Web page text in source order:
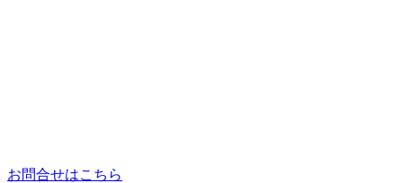
お問合せはこちら